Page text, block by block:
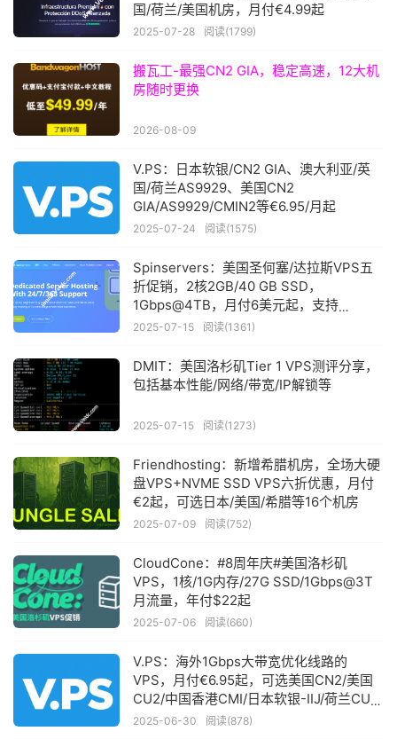
国/荷兰/美国机房，月付€4.99起
2025-07-28 阅读(1799)
搬瓦工-最强CN2 GIA，稳定高速，12大机
房随时更换
2026-08-09
V.PS：日本软银/CN2 GIA、澳大利亚/英
国/荷兰AS9929、美国CN2
GIA/AS9929/CMIN2等€6.95/月起
2025-07-24 阅读(1575)
Spinservers：美国圣何塞/达拉斯VPS五
折促销，2核2GB/40 GB SSD，
1Gbps@4TB，月付6美元起，支持
Windows系统
2025-07-15 阅读(1361)
DMIT：美国洛杉矶Tier 1 VPS测评分享，
包括基本性能/网络/带宽/IP解锁等
2025-07-15 阅读(1273)
Friendhosting：新增希腊机房，全场大硬
盘VPS+NVME SSD VPS六折优惠，月付
€2起，可选日本/美国/希腊等16个机房
2025-07-09 阅读(752)
CloudCone：#8周年庆#美国洛杉矶
VPS，1核/1G内存/27G SSD/1Gbps@3T
月流量，年付$22起
2025-07-06 阅读(660)
V.PS：海外1Gbps大带宽优化线路的
VPS，月付€6.95起，可选美国CN2/美国
CU2/中国香港CMI/日本软银-IIJ/荷兰CU2/
德国CU2/澳大利亚CU2等
2025-06-30 阅读(878)